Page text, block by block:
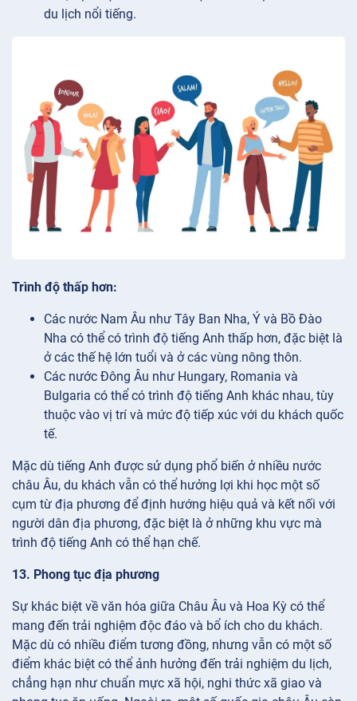
du lịch nổi tiếng.
Trình độ thấp hơn:
Các nước Nam Âu như Tây Ban Nha, Ý và Bồ Đào
Nha có thể có trình độ tiếng Anh thấp hơn, đặc biệt là
ở các thế hệ lớn tuổi và ở các vùng nông thôn.
Các nước Đông Âu như Hungary, Romania và
Bulgaria có thể có trình độ tiếng Anh khác nhau, tùy
thuộc vào vị trí và mức độ tiếp xúc với du khách quốc
tế.
Mặc dù tiếng Anh được sử dụng phổ biến ở nhiều nước
châu Âu, du khách vẫn có thể hưởng lợi khi học một số
cụm từ địa phương để định hướng hiệu quả và kết nối với
người dân địa phương, đặc biệt là ở những khu vực mà
trình độ tiếng Anh có thể hạn chế.
13. Phong tục địa phương
Sự khác biệt về văn hóa giữa Châu Âu và Hoa Kỳ có thể
mang đến trải nghiệm độc đáo và bổ ích cho du khách.
Mặc dù có nhiều điểm tương đồng, nhưng vẫn có một số
điểm khác biệt có thể ảnh hưởng đến trải nghiệm du lịch,
chẳng hạn như chuẩn mực xã hội, nghi thức xã giao và